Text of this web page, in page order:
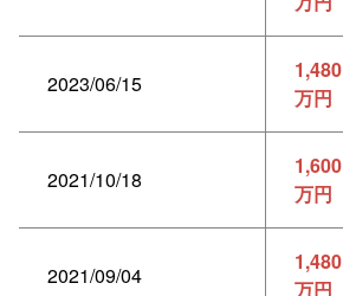
2023/06/15
1,480
万円
2021/10/18
1,600
万円
2021/09/04
1,480
万円